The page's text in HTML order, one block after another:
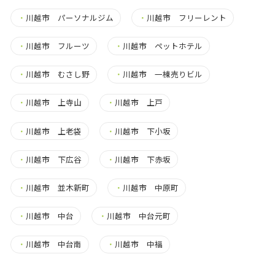
・ 川越市 パーソナルジム ・ 川越市 フリーレント
・ 川越市 フルーツ ・ 川越市 ペットホテル
・ 川越市 むさし野 ・ 川越市 一棟売りビル
・ 川越市 上寺山 ・ 川越市 上戸
・ 川越市 上老袋 ・ 川越市 下小坂
・ 川越市 下広谷 ・ 川越市 下赤坂
・ 川越市 並木新町 ・ 川越市 中原町
・ 川越市 中台 ・ 川越市 中台元町
・ 川越市 中台南 ・ 川越市 中福